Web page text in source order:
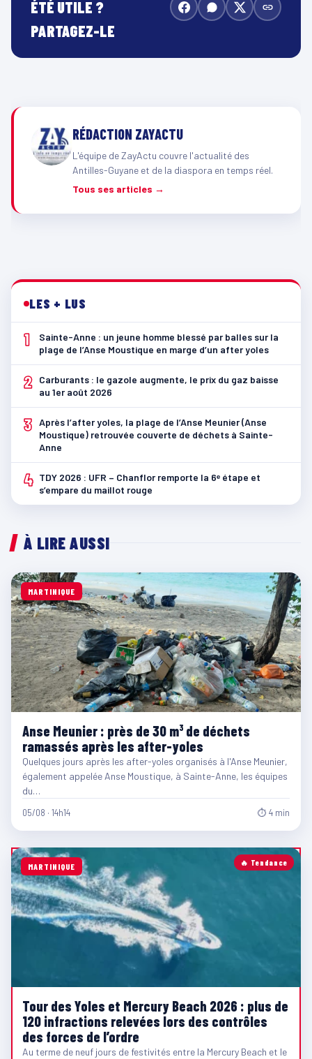
ÉTÉ UTILE ?
PARTAGEZ-LE
RÉDACTION ZAYACTU
L'équipe de ZayActu couvre l'actualité des
Antilles-Guyane et de la diaspora en temps réel.
Tous ses articles →
LES + LUS
1
Sainte-Anne : un jeune homme blessé par balles sur la
plage de l’Anse Moustique en marge d’un after yoles
2
Carburants : le gazole augmente, le prix du gaz baisse
au 1er août 2026
3 Après l’after yoles, la plage de l’Anse Meunier (Anse
Moustique) retrouvée couverte de déchets à Sainte-
Anne
4 TDY 2026 : UFR – Chanflor remporte la 6ᵉ étape et
s’empare du maillot rouge
À LIRE AUSSI
MARTINIQUE
Anse Meunier : près de 30 m³ de déchets
ramassés après les after-yoles
Quelques jours après les after-yoles organisés à l'Anse Meunier,
également appelée Anse Moustique, à Sainte-Anne, les équipes
du…
05/08 · 14h14 ⏱ 4 min
🔥 Tendance
MARTINIQUE
Tour des Yoles et Mercury Beach 2026 : plus de
120 infractions relevées lors des contrôles
des forces de l’ordre
Au terme de neuf jours de festivités entre la Mercury Beach et le